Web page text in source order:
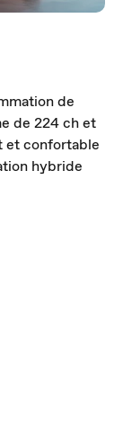
de
de 224 ch et
et confortable
hybride